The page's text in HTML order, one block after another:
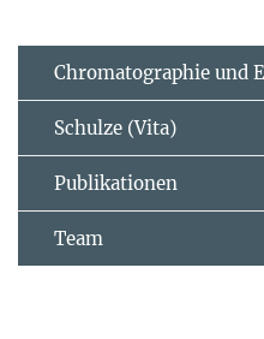
Chromatographie und
Schulze (Vita)
Publikationen
Team